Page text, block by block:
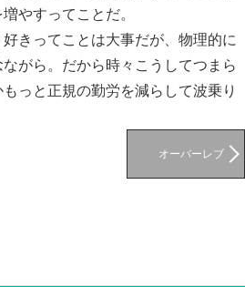
やすってことだ。
きってことは大事だが、物理的に
がら。だから時々こうしてつまら
っと正規の勤労を減らして波乗り
オーバーレブ